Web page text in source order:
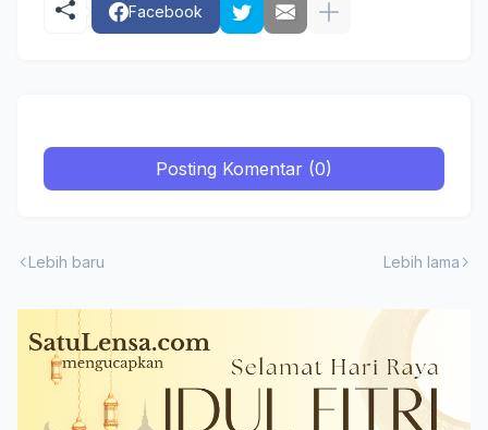
Facebook
Posting Komentar (0)
Lebih baru Lebih lama